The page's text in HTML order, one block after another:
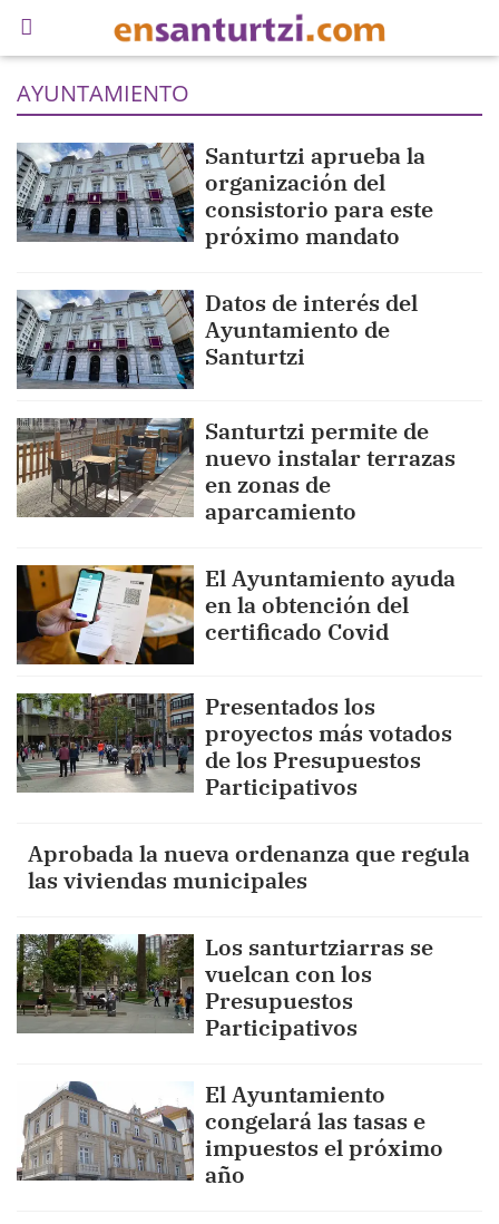
AYUNTAMIENTO
Santurtzi aprueba la
organización del
consistorio para este
próximo mandato
Datos de interés del
Ayuntamiento de
Santurtzi
Santurtzi permite de
nuevo instalar terrazas
en zonas de
aparcamiento
El Ayuntamiento ayuda
en la obtención del
certificado Covid
Presentados los
proyectos más votados
de los Presupuestos
Participativos
Aprobada la nueva ordenanza que regula
las viviendas municipales
Los santurtziarras se
vuelcan con los
Presupuestos
Participativos
El Ayuntamiento
congelará las tasas e
impuestos el próximo
año